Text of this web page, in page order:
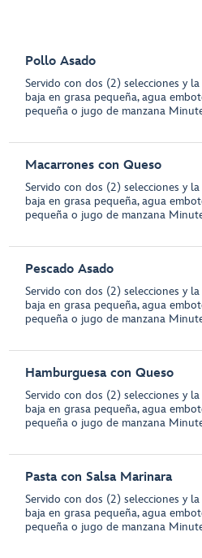
Pollo Asado
Servido con dos (2) selecciones y
baja en grasa pequeña, agua
pequeña o jugo de manzana
Macarrones con Queso
Servido con dos (2) selecciones y
baja en grasa pequeña, agua
pequeña o jugo de manzana
Pescado Asado
Servido con dos (2) selecciones y
baja en grasa pequeña, agua
pequeña o jugo de manzana
Hamburguesa con Queso
Servido con dos (2) selecciones y
baja en grasa pequeña, agua
pequeña o jugo de manzana
Pasta con Salsa Marinara
Servido con dos (2) selecciones y
baja en grasa pequeña, agua
pequeña o jugo de manzana